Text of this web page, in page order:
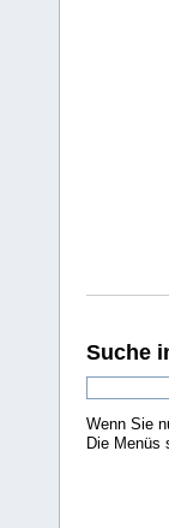
Suche
Wenn Sie
Die Menüs